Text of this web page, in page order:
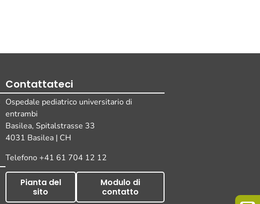
Contattateci
Ospedale pediatrico universitario di
entrambi
Basilea, Spitalstrasse 33
4031 Basilea | CH
Telefono +41 61 704 12 12
Pianta del
sito
Modulo di
contatto